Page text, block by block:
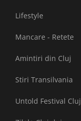
Lifestyle
Mancare - Retete
Amintiri din Cluj
Stiri Transilvania
Untold Festival Cluj